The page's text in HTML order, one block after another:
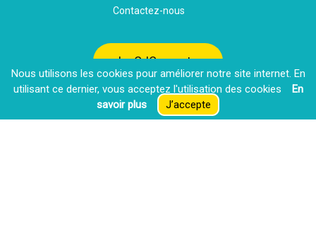
Contactez-nous
La CdC recrute
Espace presse
Nous utilisons les cookies pour améliorer notre site internet. En
utilisant ce dernier, vous acceptez l′utilisation des cookies
En
savoir plus
J’accepte